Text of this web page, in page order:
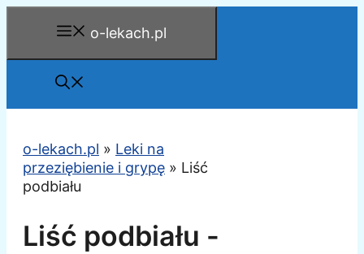
o-lekach.pl
o-lekach.pl » Leki na
przeziębienie i grypę » Liść
podbiału
Liść podbiału -